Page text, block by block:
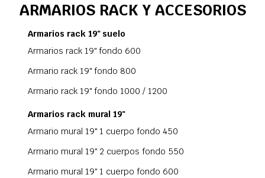
ARMARIOS RACK Y ACCESORIOS
Armarios rack 19" suelo
Armarios rack 19" fondo 600
Armario rack 19" fondo 800
Armario rack 19" fondo 1000 / 1200
Armarios rack mural 19"
Armario mural 19" 1 cuerpo fondo 450
Armario mural 19" 2 cuerpos fondo 550
Armario mural 19" 1 cuerpo fondo 600